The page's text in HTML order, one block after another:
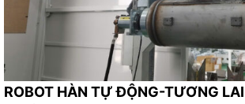
ROBOT HÀN TỰ ĐỘNG-TƯƠNG